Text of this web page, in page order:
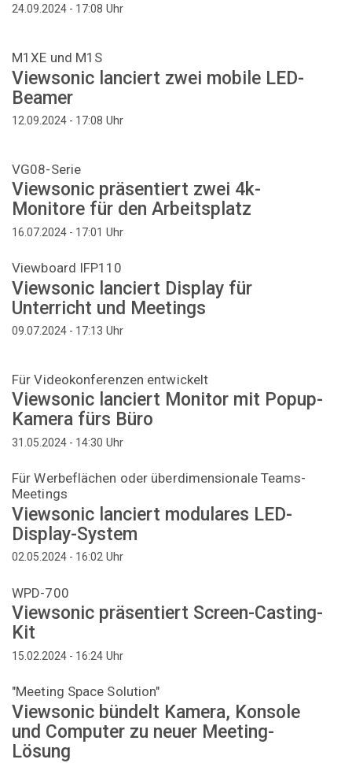
24.09.2024 - 17:08 Uhr
M1XE und M1S
Viewsonic lanciert zwei mobile LED-
Beamer
12.09.2024 - 17:08 Uhr
VG08-Serie
Viewsonic präsentiert zwei 4k-
Monitore für den Arbeitsplatz
16.07.2024 - 17:01 Uhr
Viewboard IFP110
Viewsonic lanciert Display für
Unterricht und Meetings
09.07.2024 - 17:13 Uhr
Für Videokonferenzen entwickelt
Viewsonic lanciert Monitor mit Popup-
Kamera fürs Büro
31.05.2024 - 14:30 Uhr
Für Werbeflächen oder überdimensionale Teams-
Meetings
Viewsonic lanciert modulares LED-
Display-System
02.05.2024 - 16:02 Uhr
WPD-700
Viewsonic präsentiert Screen-Casting-
Kit
15.02.2024 - 16:24 Uhr
"Meeting Space Solution"
Viewsonic bündelt Kamera, Konsole
und Computer zu neuer Meeting-
Lösung